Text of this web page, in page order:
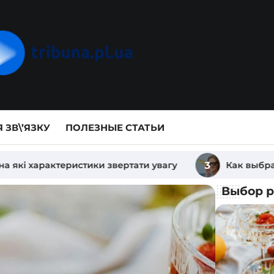
ПОЛЕЗНЫЕ СТАТЬИ
3 Как выбрать солнцезащитные очки по форме
Выбор